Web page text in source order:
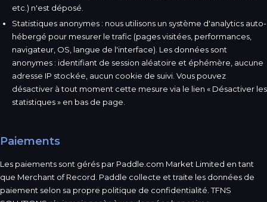
etc.) n'est déposé.
Statistiques anonymes : nous utilisons un système d'analytics auto-
hébergé pour mesurer le trafic (pages visitées, performances,
navigateur, OS, langue de l'interface). Les données sont
anonymes : identifiant de session aléatoire et éphémère, aucune
adresse IP stockée, aucun cookie de suivi. Vous pouvez
désactiver à tout moment cette mesure via le lien « Désactiver les
statistiques » en bas de page.
Paiements
Les paiements sont gérés par Paddle.com Market Limited en tant
que Merchant of Record. Paddle collecte et traite les données de
paiement selon sa propre politique de confidentialité. TFNS